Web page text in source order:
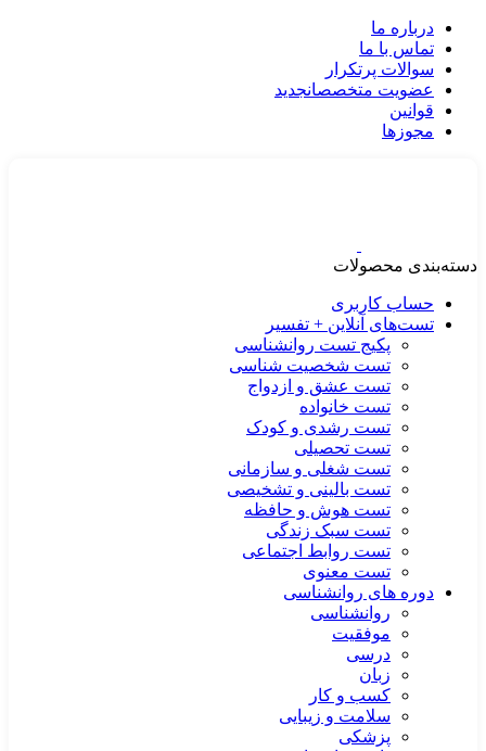
درباره ما
تماس با ما
سوالات پرتکرار
عضویت متخصصانجدید
قوانین
مجوزها
دسته‌بندی محصولات
حساب کاربری
تست‌های آنلاین + تفسیر
پکیج تست روانشناسی
تست شخصیت شناسی
تست عشق و ازدواج
تست خانواده
تست رشدی و کودک
تست تحصیلی
تست شغلی و سازمانی
تست بالینی و تشخیصی
تست هوش و حافظه
تست سبک زندگی
تست روابط اجتماعی
تست معنوی
دوره های روانشناسی
روانشناسی
موفقیت
درسی
زبان
کسب و کار
سلامت و زیبایی
پزشکی